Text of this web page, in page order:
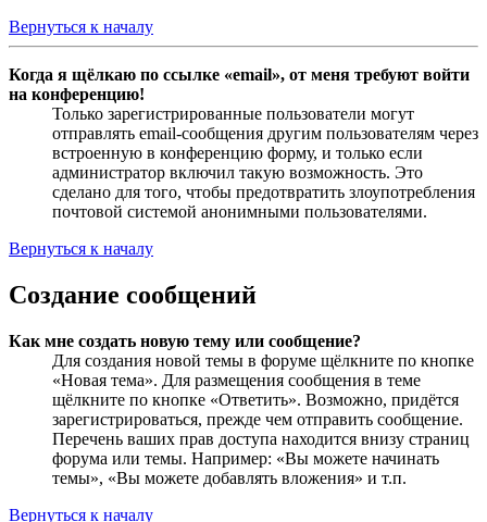
Вернуться к началу
Когда я щёлкаю по ссылке «email», от меня требуют войти
на конференцию!
Только зарегистрированные пользователи могут
отправлять email-сообщения другим пользователям через
встроенную в конференцию форму, и только если
администратор включил такую возможность. Это
сделано для того, чтобы предотвратить злоупотребления
почтовой системой анонимными пользователями.
Вернуться к началу
Создание сообщений
Как мне создать новую тему или сообщение?
Для создания новой темы в форуме щёлкните по кнопке
«Новая тема». Для размещения сообщения в теме
щёлкните по кнопке «Ответить». Возможно, придётся
зарегистрироваться, прежде чем отправить сообщение.
Перечень ваших прав доступа находится внизу страниц
форума или темы. Например: «Вы можете начинать
темы», «Вы можете добавлять вложения» и т.п.
Вернуться к началу